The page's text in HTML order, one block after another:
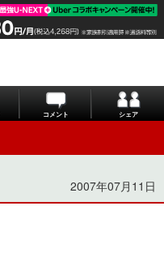
コメント シェア
2007年07月11日